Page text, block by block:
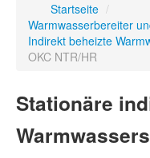
Startseite /
Warmwasserbereiter
Indirekt beheizte
OKC NTR/HR
Stationäre